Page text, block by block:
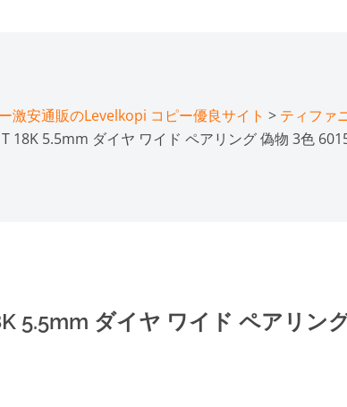
激安通販のLevelkopi コピー優良サイト > ティファ
18K 5.5mm ダイヤ ワイド ペアリング 偽物 3色
5.5mm ダイヤ ワイド ペアリン